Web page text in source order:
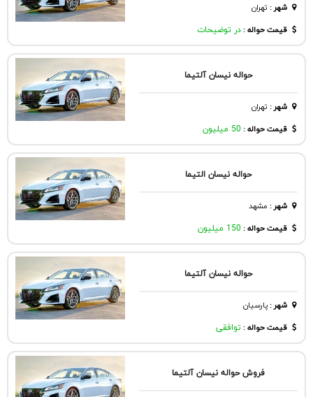
شهر: تهران
قیمت حواله :در توضیحات
حواله نیسان آلتیما
شهر: تهران
قیمت حواله : 50 میلیون
حواله نیسان التیما
شهر: مشهد
قیمت حواله : 150 میلیون
حواله نیسان آلتیما
شهر:پارسيان
قیمت حواله : توافقی
فروش حواله نیسان آلتیما